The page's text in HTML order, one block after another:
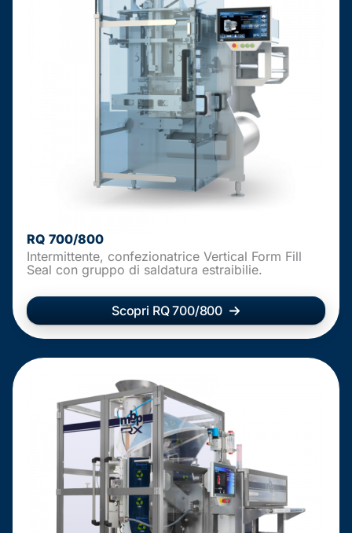
RQ 700/800
Intermittente, confezionatrice Vertical Form Fill
Seal con gruppo di saldatura estraibilie.
Scopri RQ 700/800